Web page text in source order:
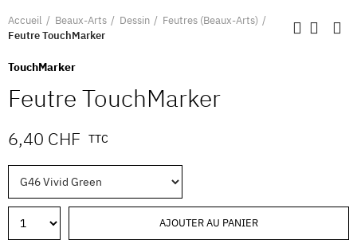
Accueil Beaux-Arts Dessin
Feutres (Beaux-Arts)
Feutre TouchMarker
TouchMarker
Feutre TouchMarker
6,40 CHF TTC
AJOUTER AU PANIER